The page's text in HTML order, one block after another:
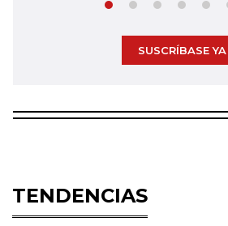
SUSCRÍBASE YA
TENDENCIAS